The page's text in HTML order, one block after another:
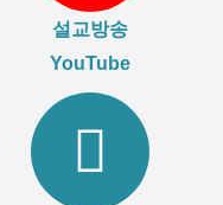
설교방송
YouTube